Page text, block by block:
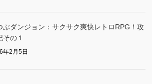
ぶダンジョン：サクサク爽快レトロRPG！攻
その１
年2月5日